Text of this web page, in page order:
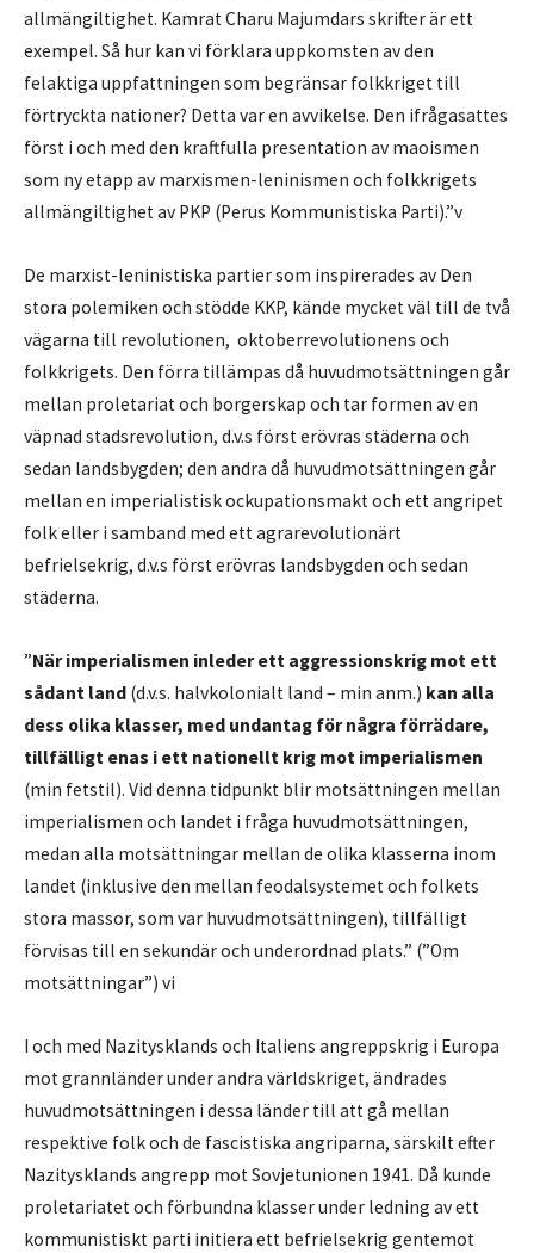
allmängiltighet. Kamrat Charu Majumdars skrifter är ett
exempel. Så hur kan vi förklara uppkomsten av den
felaktiga uppfattningen som begränsar folkkriget till
förtryckta nationer? Detta var en avvikelse. Den ifrågasattes
först i och med den kraftfulla presentation av maoismen
som ny etapp av marxismen-leninismen och folkkrigets
allmängiltighet av PKP (Perus Kommunistiska Parti).”v
De marxist-leninistiska partier som inspirerades av Den
stora polemiken och stödde KKP, kände mycket väl till de två
vägarna till revolutionen, oktoberrevolutionens och
folkkrigets. Den förra tillämpas då huvudmotsättningen går
mellan proletariat och borgerskap och tar formen av en
väpnad stadsrevolution, d.v.s först erövras städerna och
sedan landsbygden; den andra då huvudmotsättningen går
mellan en imperialistisk ockupationsmakt och ett angripet
folk eller i samband med ett agrarevolutionärt
befrielsekrig, d.v.s först erövras landsbygden och sedan
städerna.
”När imperialismen inleder ett aggressionskrig mot ett
sådant land (d.v.s. halvkolonialt land – min anm.) kan alla
dess olika klasser, med undantag för några förrädare,
tillfälligt enas i ett nationellt krig mot imperialismen
(min fetstil). Vid denna tidpunkt blir motsättningen mellan
imperialismen och landet i fråga huvudmotsättningen,
medan alla motsättningar mellan de olika klasserna inom
landet (inklusive den mellan feodalsystemet och folkets
stora massor, som var huvudmotsättningen), tillfälligt
förvisas till en sekundär och underordnad plats.” (”Om
motsättningar”) vi
I och med Nazitysklands och Italiens angreppskrig i Europa
mot grannländer under andra världskriget, ändrades
huvudmotsättningen i dessa länder till att gå mellan
respektive folk och de fascistiska angriparna, särskilt efter
Nazitysklands angrepp mot Sovjetunionen 1941. Då kunde
proletariatet och förbundna klasser under ledning av ett
kommunistiskt parti initiera ett befrielsekrig gentemot